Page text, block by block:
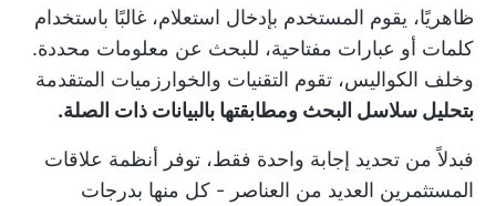
ظاهريًا، يقوم المستخدم بإدخال استعلام، غالبًا باستخدام
كلمات أو عبارات مفتاحية، للبحث عن معلومات محددة.
وخلف الكواليس، تقوم التقنيات والخوارزميات المتقدمة
بتحليل سلاسل البحث ومطابقتها بالبيانات ذات الصلة.
فبدلاً من تحديد إجابة واحدة فقط، توفر أنظمة علاقات
المستثمرين العديد من العناصر - كل منها بدرجات